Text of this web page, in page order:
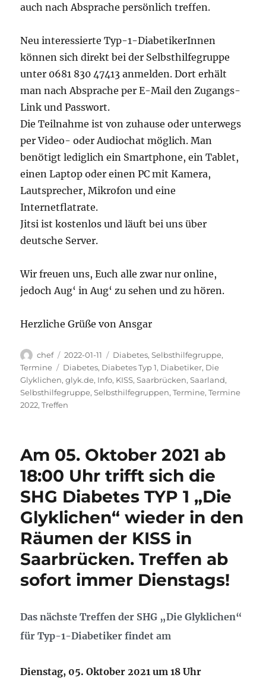
auch nach Absprache persönlich treffen.
Neu interessierte Typ-1-DiabetikerInnen
können sich direkt bei der Selbsthilfegruppe
unter 0681 830 47413 anmelden. Dort erhält
man nach Absprache per E-Mail den Zugangs-
Link und Passwort.
Die Teilnahme ist von zuhause oder unterwegs
per Video- oder Audiochat möglich. Man
benötigt lediglich ein Smartphone, ein Tablet,
einen Laptop oder einen PC mit Kamera,
Lautsprecher, Mikrofon und eine
Internetflatrate.
Jitsi ist kostenlos und läuft bei uns über
deutsche Server.
Wir freuen uns, Euch alle zwar nur online,
jedoch Aug‘ in Aug‘ zu sehen und zu hören.
Herzliche Grüße von Ansgar
Autor
chef
Veröffentlicht
am
2022-01-11 Kategorien
Diabetes,Selbsthilfegruppe,
Termine
Schlagwörter
Diabetes, Diabetes Typ 1, Diabetiker, Die
Glyklichen,glyk.de, Info, KISS,Saarbrücken,Saarland,
Selbsthilfegruppe,Selbsthilfegruppen,Termine,Termine
2022,Treffen
Am 05. Oktober 2021 ab
18:00 Uhr trifft sich die
SHG Diabetes TYP 1 „Die
Glyklichen“ wieder in den
Räumen der KISS in
Saarbrücken. Treffen ab
sofort immer Dienstags!
Das nächste Treffen der SHG „Die Glyklichen“
für Typ-1-Diabetiker findet am
Dienstag, 05. Oktober 2021 um 18 Uhr